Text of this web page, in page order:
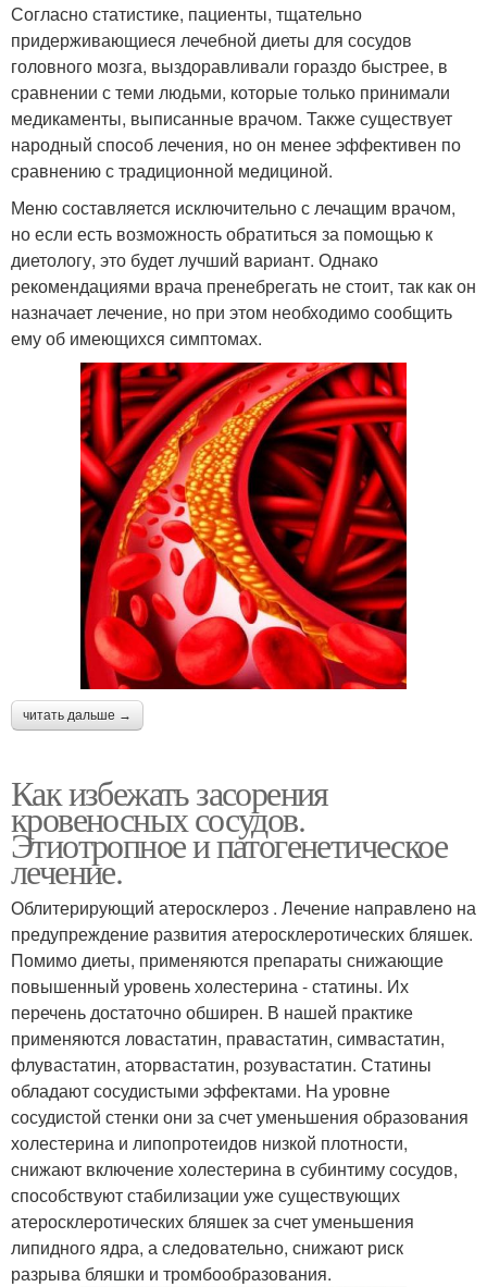
Согласно статистике, пациенты, тщательно
придерживающиеся лечебной диеты для сосудов
головного мозга, выздоравливали гораздо быстрее, в
сравнении с теми людьми, которые только принимали
медикаменты, выписанные врачом. Также существует
народный способ лечения, но он менее эффективен по
сравнению с традиционной медициной.
Меню составляется исключительно с лечащим врачом,
но если есть возможность обратиться за помощью к
диетологу, это будет лучший вариант. Однако
рекомендациями врача пренебрегать не стоит, так как он
назначает лечение, но при этом необходимо сообщить
ему об имеющихся симптомах.
читать дальше →
Как избежать засорения
кровеносных сосудов.
Этиотропное и патогенетическое
лечение.
Облитерирующий атеросклероз . Лечение направлено на
предупреждение развития атеросклеротических бляшек.
Помимо диеты, применяются препараты снижающие
повышенный уровень холестерина - статины. Их
перечень достаточно обширен. В нашей практике
применяются ловастатин, правастатин, симвастатин,
флувастатин, аторвастатин, розувастатин. Статины
обладают сосудистыми эффектами. На уровне
сосудистой стенки они за счет уменьшения образования
холестерина и липопротеидов низкой плотности,
снижают включение холестерина в субинтиму сосудов,
способствуют стабилизации уже существующих
атеросклеротических бляшек за счет уменьшения
липидного ядра, а следовательно, снижают риск
разрыва бляшки и тромбообразования.